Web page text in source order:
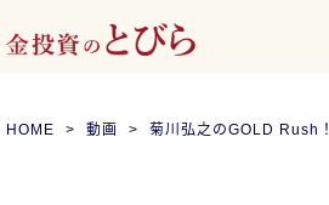
HOME 動画 菊川弘之のGOLD Rush！